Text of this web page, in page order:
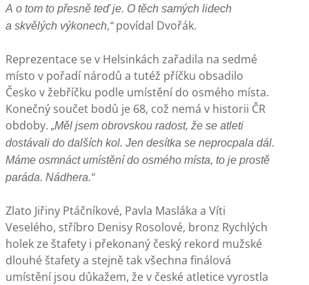
A o tom to přesně teď je. O těch samých lidech
a skvělých výkonech,“ povídal Dvořák.
Reprezentace se v Helsinkách zařadila na sedmé
místo v pořadí národů a tutéž příčku obsadilo
Česko v žebříčku podle umístění do osmého místa.
Konečný součet bodů je 68, což nemá v historii ČR
obdoby. „Měl jsem obrovskou radost, že se atleti
dostávali do dalších kol. Jen desítka se neprocpala dál.
Máme osmnáct umístění do osmého místa, to je prostě
paráda. Nádhera.“
Zlato Jiřiny Ptáčníkové, Pavla Masláka a Víti
Veselého, stříbro Denisy Rosolové, bronz Rychlých
holek ze štafety i překonaný český rekord mužské
dlouhé štafety a stejně tak všechna finálová
umístění jsou důkažem, že v české atletice vyrostla